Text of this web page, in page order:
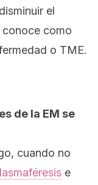
el
conoce como
o TME.
de la EM se
cuando no
e